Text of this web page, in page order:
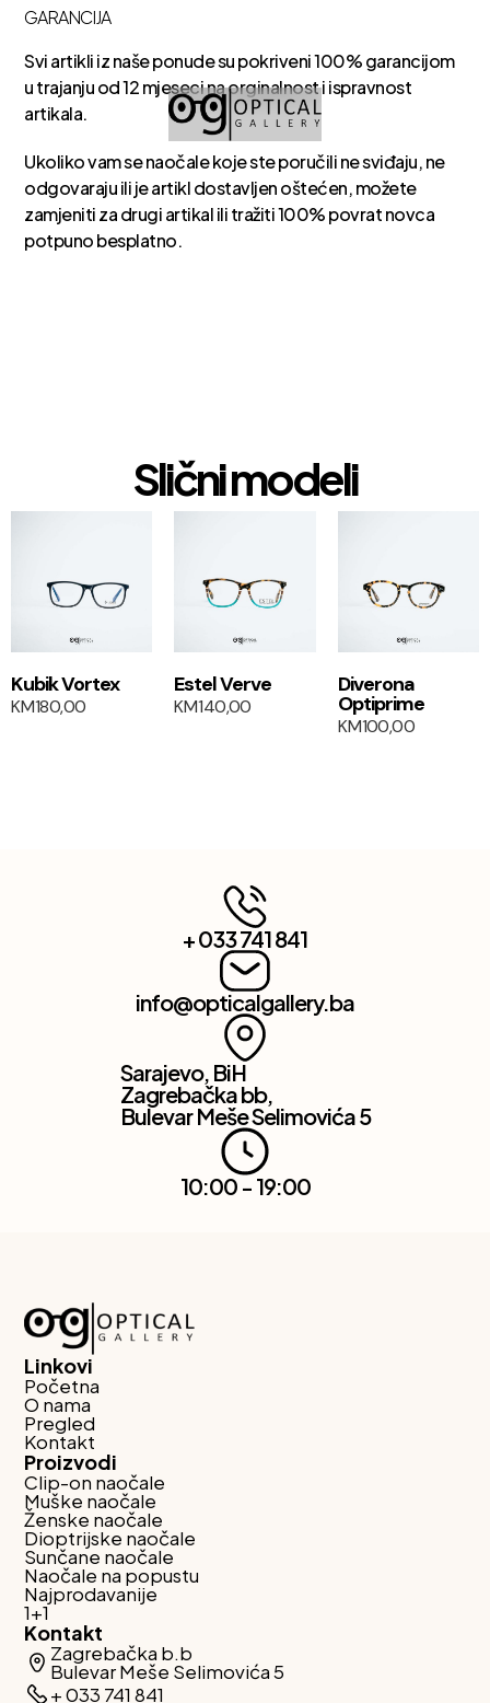
GARANCIJA
Svi artikli iz naše ponude su pokriveni 100% garancijom
u trajanju od 12 mjeseci na orginalnost i ispravnost
artikala.
Ukoliko vam se naočale koje ste poručili ne sviđaju, ne
odgovaraju ili je artikl dostavljen oštećen, možete
zamjeniti za drugi artikal ili tražiti 100% povrat novca
potpuno besplatno.
Slični modeli
1+1
Kubik Vortex
KM180,00
Estel Verve
KM140,00
1+1
Diverona
Optiprime
KM100,00
+ 033 741 841
info@opticalgallery.ba
Sarajevo, BiH
Zagrebačka bb,
Bulevar Meše Selimovića 5
10:00 - 19:00
Linkovi
Početna
O nama
Pregled
Kontakt
Proizvodi
Clip-on naočale
Muške naočale
Ženske naočale
Dioptrijske naočale
Sunčane naočale
Naočale na popustu
Najprodavanije
1+1
Kontakt
Zagrebačka b.b
Bulevar Meše Selimovića 5
+ 033 741 841